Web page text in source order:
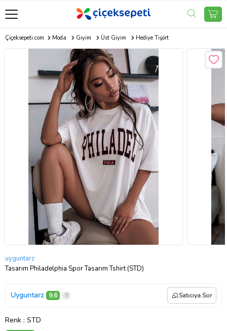
Çiçeksepeti.com Moda Giyim Üst Giyim Hediye Tişört
uyguntarz
Tasarım Philadelphia Spor Tasarım Tshirt (STD)
Uyguntarz 9,6 Satıcıya Sor
Renk : STD